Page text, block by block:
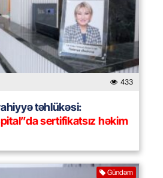
433
təhlükəsi:
sertifikatsız həkim
Gündəm